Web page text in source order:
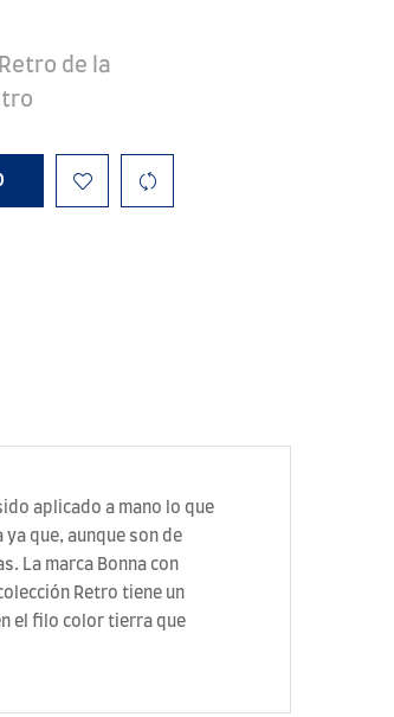
de la
aplicado a mano lo que
que, aunque son de
La marca Bonna con
Retro tiene un
el filo color tierra que